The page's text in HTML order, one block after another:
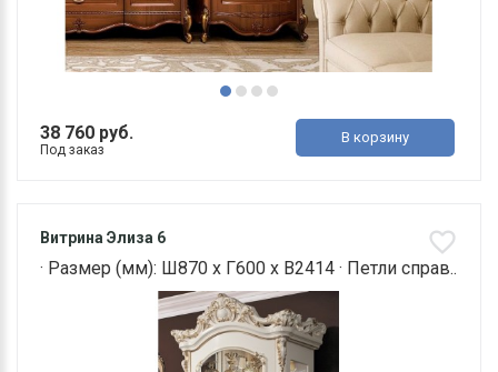
38 760 руб.
Под заказ
В корзину
Витрина Элиза 6
· Размер (мм): Ш870 х Г600 х В2414 · Петли справ..